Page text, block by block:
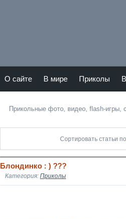
О сайте В мире Приколы
Прикольные фото, видео, flash-игры,
Сортировать статьи
Блондинко : ) ???
Категория: Приколы